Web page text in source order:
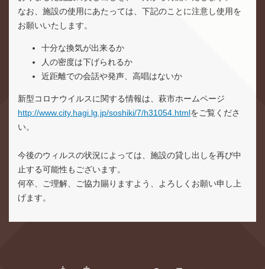
なお、施設の使用にあたっては、下記のことに注意し使用を
お願いいたします。
十分な換気が出来るか
人の密度は下げられるか
近距離での会話や発声、高唱はないか
新型コロナウイルスに関する情報は、萩市ホームページ
http://www.city.hagi.lg.jp/soshiki/7/h31054.htmlをご覧くださ
い。
今後のウィルスの状況によっては、施設の貸し出しを再び中
止する可能性もございます。
何卒、ご理解、ご協力賜りますよう、よろしくお願い申し上
げます。